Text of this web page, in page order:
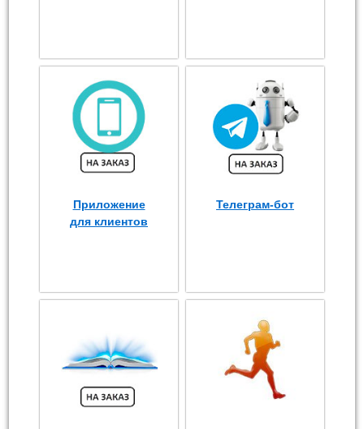
Приложение
для клиентов
Телеграм-бот